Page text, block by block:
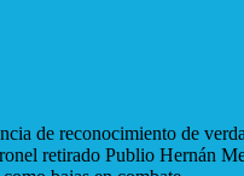
de reconocimiento de
retirado Publio Hernán